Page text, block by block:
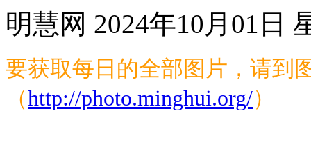
明慧网 2024年10月01日
要获取每日的全部图片，请到
（http://photo.minghui.org/）